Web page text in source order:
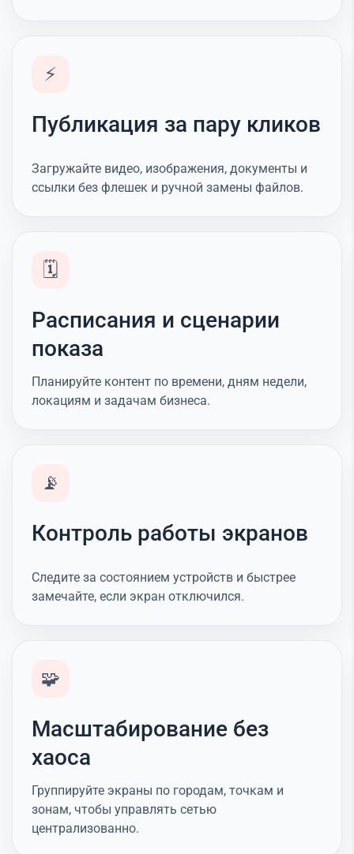
⚡
Публикация за пару кликов
Загружайте видео, изображения, документы и
ссылки без флешек и ручной замены файлов.
🗓️
Расписания и сценарии
показа
Планируйте контент по времени, дням недели,
локациям и задачам бизнеса.
📡
Контроль работы экранов
Следите за состоянием устройств и быстрее
замечайте, если экран отключился.
🧩
Масштабирование без
хаоса
Группируйте экраны по городам, точкам и
зонам, чтобы управлять сетью
централизованно.